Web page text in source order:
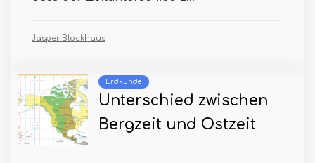
Jasper Blockhaus
Erdkunde
Unterschied zwischen
Bergzeit und Ostzeit